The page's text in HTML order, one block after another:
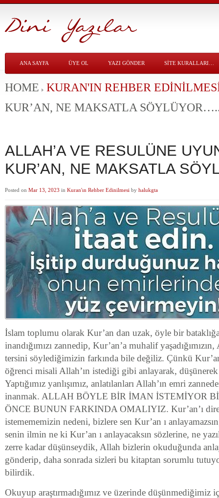
ANA SAYFA ÜYE OL YAZI GÖNDER SITE KURALLARI…
HOME KURAN'IN REHBER
KUR’AN, NE MAKSATLA
ALLAH’A VE RESULÜNE
KUR’AN, NE MAKSATLA
Posted on Mar 13, 2023 in Kuran'ın Rehber Edinilmesi by halukgta
İslam toplumu olarak Kur’an dan uzak, öyle bir bataklığa
inandığımızı zannedip, Kur’an’a muhalif
tersini söylediğimizin farkında bile değiliz. Çünkü
öğrenci misali Allah’ın istediği gibi anlayarak,
Yaptığımız yanlışımız, anlatılanları Allah’ın emri
inanmak. ALLAH BÖYLE BİR İMAN İSTEMİYOR
ÖNCE BUNUN FARKINDA OMALIYIZ. Kur’an’ı
istemememizin nedeni, bizlere sen Kur’an ı
senin ilmin ne ki Kur’an ı anlayacaksın sözlerine, ne
zerre kadar düşünseydik, Allah bizlerin okuduğunda
gönderip, daha sonrada sizleri bu kitaptan sorumlu
bilirdik.
Okuyup araştırmadığımız ve üzerinde düşünmediğimiz